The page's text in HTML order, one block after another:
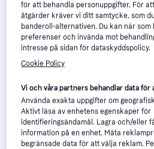
för att behandla personuppgifter. För
åtgärder kräver vi ditt samtycke, som
banderoll-alternativen. Du kan när som
preferenser och invända mot
intresse på sidan för dataskyddspolicy.
Cookie Policy
Vi och våra partners behandlar data för
Använda exakta uppgifter om
Aktivt läsa av enhetens egenskaper för
identifieringsändamål. Lagra och/eller
information på en enhet. Mäta
begränsade data för att välja reklam.